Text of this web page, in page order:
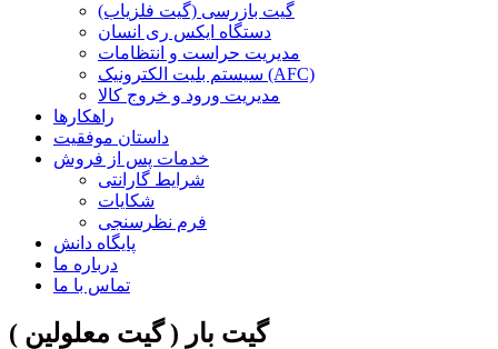
گیت بازرسی (گیت فلزیاب)
دستگاه ایکس ری انسان
مدیریت حراست و انتظامات
سیستم بلیت الکترونیک (AFC)
مدیریت ورود و خروج کالا
راهکارها
داستان موفقیت
خدمات پس از فروش
شرایط گارانتی
شکایات
فرم نظرسنجی
پایگاه دانش
درباره ما
تماس با ما
گیت بار ( گیت معلولین )